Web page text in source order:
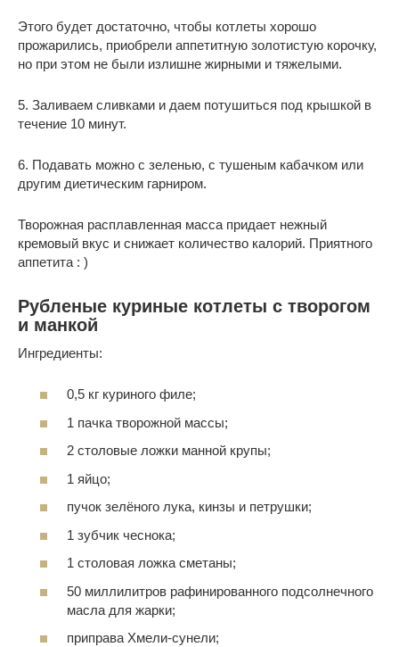
Этого будет достаточно, чтобы котлеты хорошо
прожарились, приобрели аппетитную золотистую корочку,
но при этом не были излишне жирными и тяжелыми.
5. Заливаем сливками и даем потушиться под крышкой в
течение 10 минут.
6. Подавать можно с зеленью, с тушеным кабачком или
другим диетическим гарниром.
Творожная расплавленная масса придает нежный
кремовый вкус и снижает количество калорий. Приятного
аппетита : )
Рубленые куриные котлеты с творогом
и манкой
Ингредиенты:
0,5 кг куриного филе;
1 пачка творожной массы;
2 столовые ложки манной крупы;
1 яйцо;
пучок зелёного лука, кинзы и петрушки;
1 зубчик чеснока;
1 столовая ложка сметаны;
50 миллилитров рафинированного подсолнечного
масла для жарки;
приправа Хмели-сунели;